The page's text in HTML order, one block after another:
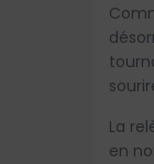
La
en